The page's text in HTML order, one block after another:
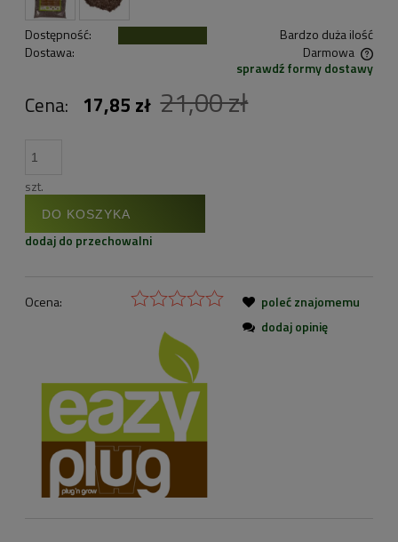
Dostępność:
Bardzo duża ilość
Dostawa:
Darmowa
Cena nie zawiera ewentualnych kosztów płatnościsprawdź formy dostawy
Cena: 17,85 zł 21,00 zł
szt.
DO KOSZYKA
dodaj do przechowalni
Ocena:
poleć znajomemu
dodaj opinię